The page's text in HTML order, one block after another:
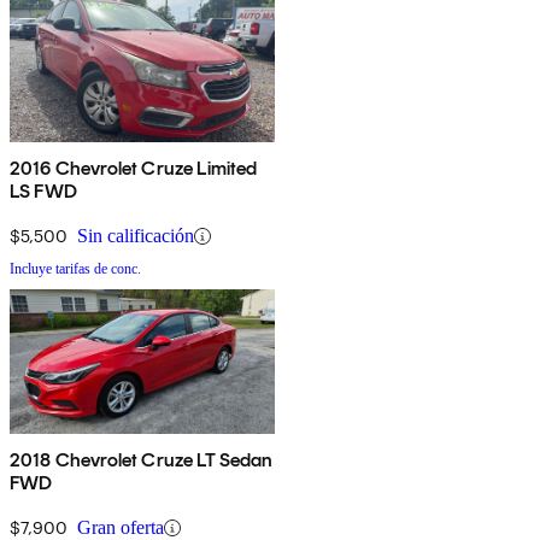
2016 Chevrolet Cruze Limited
LS FWD
$5,500 Sin calificación
Incluye tarifas de conc.
2018 Chevrolet Cruze LT Sedan
FWD
$7,900 Gran oferta